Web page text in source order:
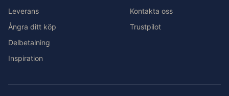
Leverans
Ångra ditt köp
Delbetalning
Inspiration
Kontakta oss
Trustpilot